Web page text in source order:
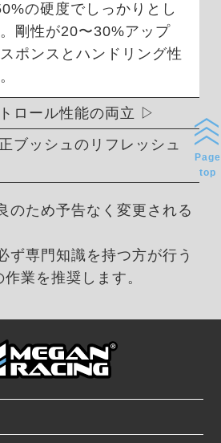
の硬度でしっかりとし
剛性が20〜30%アップ
ポンスとハンドリング性
ロール性能の両立
ブッシュのリフレッシュ
のため予告なく変更される
専門知識を持つ方が行う
業を推奨します。
Page
top